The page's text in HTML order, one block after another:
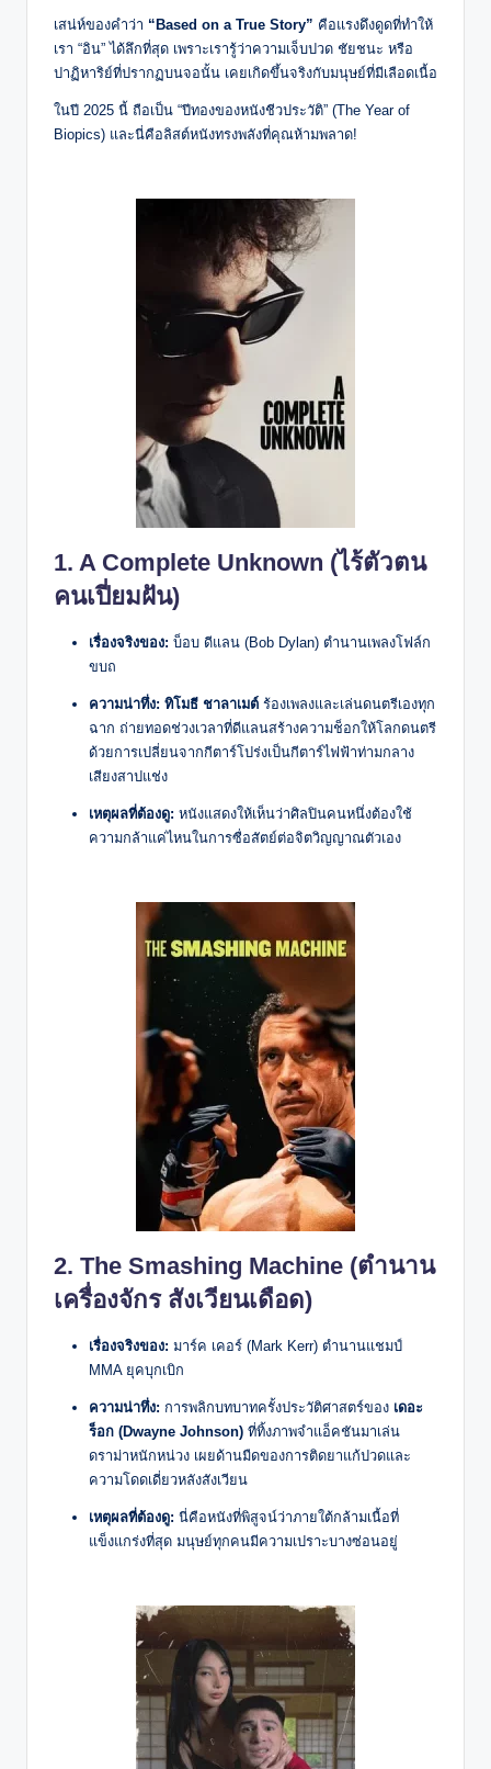
เสน่ห์ของคำว่า “Based on a True Story” คือแรงดึงดูดที่ทำให้
เรา “อิน” ได้ลึกที่สุด เพราะเรารู้ว่าความเจ็บปวด ชัยชนะ หรือ
ปาฏิหาริย์ที่ปรากฏบนจอนั้น เคยเกิดขึ้นจริงกับมนุษย์ที่มีเลือดเนื้อ
ในปี 2025 นี้ ถือเป็น “ปีทองของหนังชีวประวัติ” (The Year of
Biopics) และนี่คือลิสต์หนังทรงพลังที่คุณห้ามพลาด!
1. A Complete Unknown (ไร้ตัวตน
คนเปี่ยมฝัน)
เรื่องจริงของ: บ็อบ ดีแลน (Bob Dylan) ตำนานเพลงโฟล์ก
ขบถ
ความน่าทึ่ง: ทิโมธี ชาลาเมต์ ร้องเพลงและเล่นดนตรีเองทุก
ฉาก ถ่ายทอดช่วงเวลาที่ดีแลนสร้างความช็อกให้โลกดนตรี
ด้วยการเปลี่ยนจากกีตาร์โปร่งเป็นกีตาร์ไฟฟ้าท่ามกลาง
เสียงสาปแช่ง
เหตุผลที่ต้องดู: หนังแสดงให้เห็นว่าศิลปินคนหนึ่งต้องใช้
ความกล้าแค่ไหนในการซื่อสัตย์ต่อจิตวิญญาณตัวเอง
2. The Smashing Machine (ตำนาน
เครื่องจักร สังเวียนเดือด)
เรื่องจริงของ: มาร์ค เคอร์ (Mark Kerr) ตำนานแชมป์
MMA ยุคบุกเบิก
ความน่าทึ่ง: การพลิกบทบาทครั้งประวัติศาสตร์ของ เดอะ
ร็อก (Dwayne Johnson) ที่ทิ้งภาพจำแอ็คชันมาเล่น
ดราม่าหนักหน่วง เผยด้านมืดของการติดยาแก้ปวดและ
ความโดดเดี่ยวหลังสังเวียน
เหตุผลที่ต้องดู: นี่คือหนังที่พิสูจน์ว่าภายใต้กล้ามเนื้อที่
แข็งแกร่งที่สุด มนุษย์ทุกคนมีความเปราะบางซ่อนอยู่